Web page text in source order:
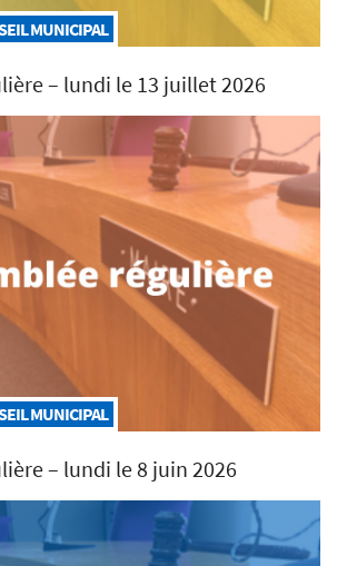
MUNICIPAL
– lundi le 13 juillet 2026
MUNICIPAL
– lundi le 8 juin 2026